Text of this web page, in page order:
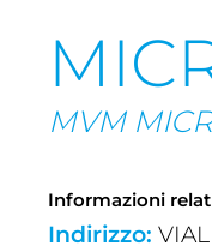
MVM
Informazioni
Indirizzo: